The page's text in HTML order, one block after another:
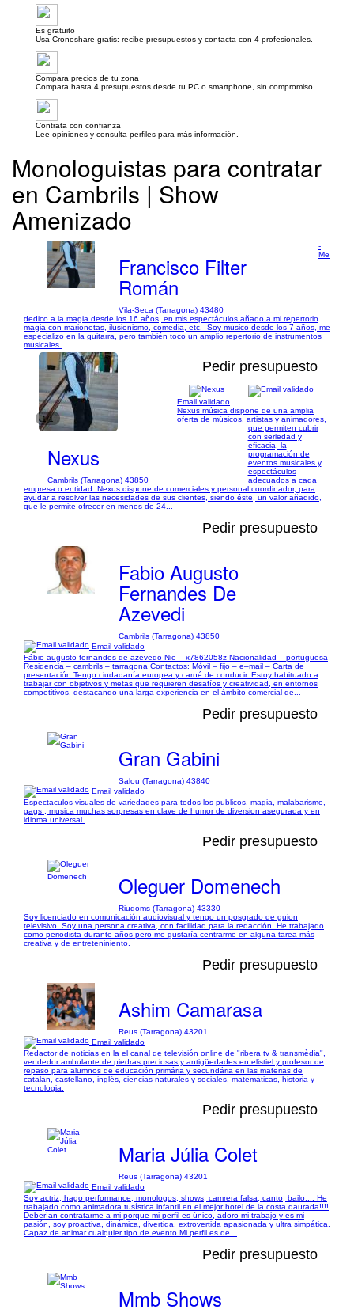
Es gratuito
Usa Cronoshare gratis: recibe presupuestos y contacta con 4 profesionales.
Compara precios de tu zona
Compara hasta 4 presupuestos desde tu PC o smartphone, sin compromiso.
Contrata con confianza
Lee opiniones y consulta perfiles para más información.
Monologuistas para contratar
en Cambrils | Show
Amenizado
Francisco Filter
Román
Vila-Seca (Tarragona) 43480
-
Me
dedico a la magia desde los 16 años, en mis espectáculos añado a mi repertorio
magia con marionetas, ilusionismo, comedia, etc. -Soy músico desde los 7 años, me
especializo en la guitarra, pero también toco un amplio repertorio de instrumentos
musicales.
1/1
Pedir presupuesto
Nexus
Cambrils (Tarragona) 43850
Email validado
Nexus música dispone de una amplia
oferta de músicos, artistas y animadores,
que permiten cubrir
con seriedad y
eficacia, la
programación de
eventos musicales y
espectáculos
adecuados a cada
empresa o entidad. Nexus dispone de comerciales y personal coordinador, para
ayudar a resolver las necesidades de sus clientes, siendo éste, un valor añadido,
que le permite ofrecer en menos de 24...
Pedir presupuesto
Fabio Augusto
Fernandes De
Azevedi
Cambrils (Tarragona) 43850
Email validado
Fábio augusto fernandes de azevedo Nie – x7862058z Nacionalidad – portuguesa
Residencia – cambrils – tarragona Contactos: Móvil – fijo – e–mail – Carta de
presentación Tengo ciudadanía europea y carné de conducir. Estoy habituado a
trabajar con objetivos y metas que requieren desafíos y creatividad, en entornos
competitivos, destacando una larga experiencia en el ámbito comercial de...
Pedir presupuesto
Gran Gabini
Salou (Tarragona) 43840
Email validado
Espectaculos visuales de variedades para todos los publicos, magia, malabarismo,
gags , musica muchas sorpresas en clave de humor de diversion asegurada y en
idioma universal.
Pedir presupuesto
Oleguer Domenech
Riudoms (Tarragona) 43330
Soy licenciado en comunicación audiovisual y tengo un posgrado de guion
televisivo. Soy una persona creativa, con facilidad para la redacción. He trabajado
como periodista durante años pero me gustaría centrarme en alguna tarea más
creativa y de entreteniniento.
Pedir presupuesto
Ashim Camarasa
Reus (Tarragona) 43201
Email validado
Redactor de noticias en la el canal de televisión online de "ribera tv & transmèdia",
vendedor ambulante de piedras preciosas y antigüedades en elistiel y profesor de
repaso para alumnos de educación primária y secundária en las materias de
catalán, castellano, inglés, ciencias naturales y sociales, matemáticas, historia y
tecnologia.
Pedir presupuesto
Maria Júlia Colet
Reus (Tarragona) 43201
Email validado
Soy actriz, hago performance, monologos, shows, camrera falsa, canto, bailo.... He
trabajado como animadora tusística infantil en el mejor hotel de la costa daurada!!!!
Deberían contratarme a mi porque mi perfil es único, adoro mi trabajo y es mi
pasión, soy proactiva, dinámica, divertida, extrovertida apasionada y ultra simpática.
Capaz de animar cualquier tipo de evento Mi perfil es de...
Pedir presupuesto
Mmb Shows